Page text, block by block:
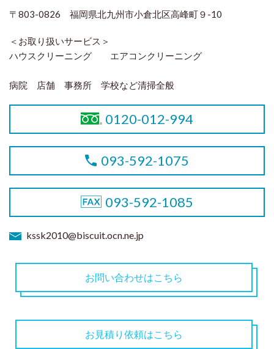
〒803-0826 福岡県北九州市小倉北区高峰町９-10
＜お取り扱いサービス＞
ハウスクリーニング エアコンクリーニング
病院 店舗 事務所 学校など清掃全般
0120-012-994
093-592-1075
093-592-1085
kssk2010@biscuit.ocn.ne.jp
お問い合わせはこちら
お見積り依頼はこちら